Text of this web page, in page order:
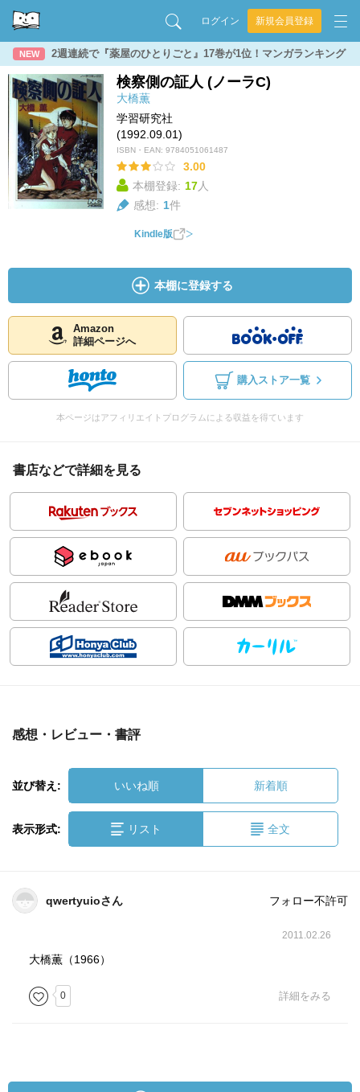
ログイン 新規会員登録
NEW 2週連続で『薬屋のひとりごと』17巻が1位！マンガランキング
検察側の証人 (ノーラC)
大橋薫
学習研究社
(1992.09.01)
ISBN・EAN: 9784051061487
3.00
本棚登録: 17人
感想: 1件
Kindle版
本棚に登録する
Amazon
詳細ページへ
購入ストア一覧
本ページはアフィリエイトプログラムによる収益を得ています
書店などで詳細を見る
感想・レビュー・書評
並び替え: いいね順 新着順
表示形式: リスト 全文
qwertyuioさん フォロー不許可
2011.02.26
大橋薫（1966）
0 詳細をみる